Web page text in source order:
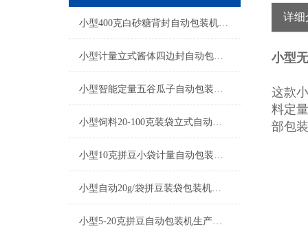
小型400克白砂糖背封自动包装机厂家
小型计量立式酱体四边封自动包装机厂家
小型智能定量五谷瓜子自动包装机产品简介
小型饲料20-100克装袋立式自动包装机厂家
小型10克拼豆小袋计量自动包装机产品简介
小型自动20g/袋拼豆装袋包装机厂家
小型5-20克拼豆自动包装机生产厂家
详细
小型
这款
料定
部包